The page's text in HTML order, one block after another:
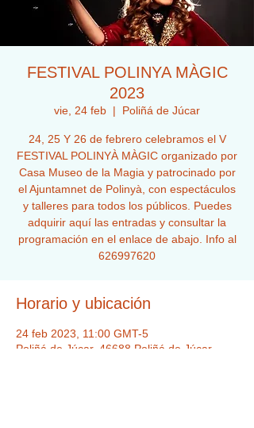
FESTIVAL POLINYA MÀGIC
2023
vie, 24 feb
  |
Poliñá de Júcar
24, 25 Y 26 de febrero celebramos el V
FESTIVAL POLINYÀ MÀGIC organizado por
Casa Museo de la Magia y patrocinado por
el Ajuntamnet de Polinyà, con espectáculos
y talleres para todos los públicos. Puedes
adquirir aquí las entradas y consultar la
programación en el enlace de abajo. Info al
626997620
Horario y ubicación
24 feb 2023, 11:00 GMT-5
Poliñá de Júcar, 46688 Poliñá de Júcar,